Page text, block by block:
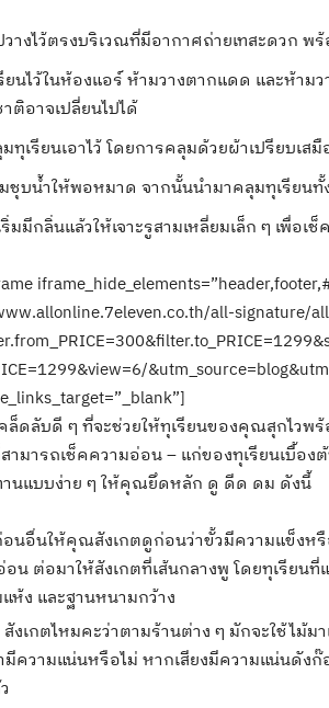
วางไว้ตรงบริเวณที่มีอากาศถ่ายเทสะดวก
ยนไว้ในห้องแอร์ ห้ามวางตากแดด และห้าม
ติอาจเปลี่ยนไปได้
ทุเรียนเอาไว้ โดยการคลุมด้วยผ้าเปรียบเส
ชุบน้ำให้พอหมาด จากนั้นนำมาคลุมทุเรียนทั้
ริ่มมีกลิ่นแล้วให้เจาะรูสามเหลี่ยมเล็ก ๆ เพื่
all-signature/
ล็ดลับดี ๆ ที่จะช่วยให้ทุเรียนของคุณสุกไว
มารถเช็คความอ่อน – แก่ของทุเรียนเบื้อง
นแบบง่าย ๆ ให้คุณยึดหลัก ดู ดีด ดม ดังนี้
นอื่นให้คุณสังเกตดูก่อนว่าขั้วมีความแข็งหรื
อน ต่อมาให้สังเกตที่เส้นกลางพู โดยทุเรียน
ห้ง และฐานหนามกว้าง
สังเกตไหมคะว่าตามร้านต่าง ๆ มักจะใช้ไม้
มีความแน่นหรือไม่ หากเสียงมีความแน่นดัง